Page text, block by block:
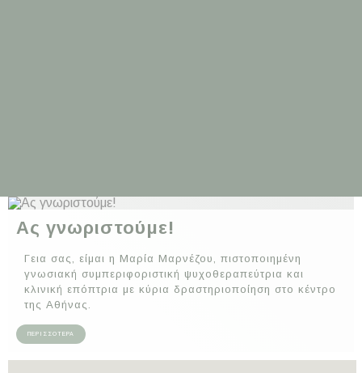
Ας γνωριστούμε!
Γεια σας, είμαι η Μαρία Μαρνέζου, πιστοποιημένη
γνωσιακή συμπεριφοριστική ψυχοθεραπεύτρια και
κλινική επόπτρια με κύρια δραστηριοποίηση στο κέντρο
της Αθήνας.
ΠΕΡΙΣΣΟΤΕΡΑ